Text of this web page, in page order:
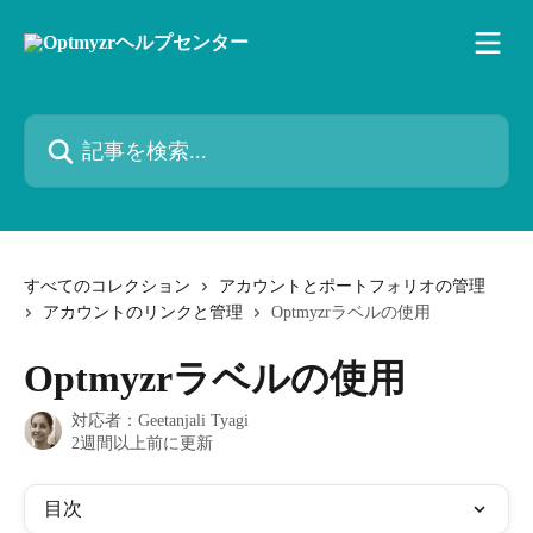
記事を検索...
すべてのコレクション
アカウントとポートフォリオの管理
アカウントのリンクと管理
Optmyzrラベルの使用
Optmyzrラベルの使用
対応者： Geetanjali Tyagi
2週間以上前に更新
目次